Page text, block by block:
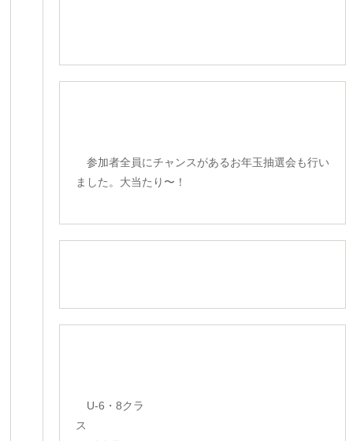
参加者全員にチャンスがあるお年玉抽選会も行い
ました。大当たり〜！
U-6・8クラ
ス